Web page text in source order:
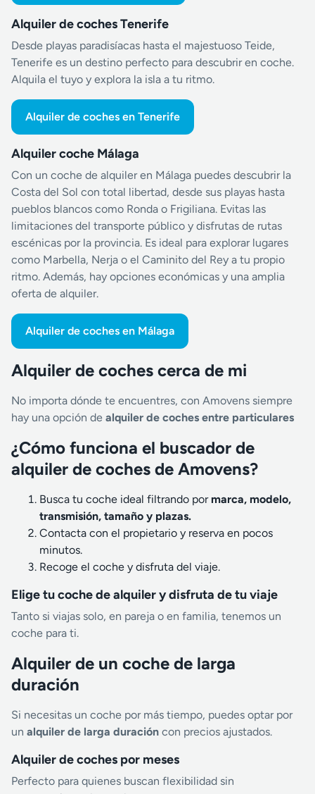
Alquiler de coches Tenerife
Desde playas paradisíacas hasta el majestuoso Teide,
Tenerife es un destino perfecto para descubrir en coche.
Alquila el tuyo y explora la isla a tu ritmo.
Alquiler de coches en Tenerife
Alquiler coche Málaga
Con un coche de alquiler en Málaga puedes descubrir la
Costa del Sol con total libertad, desde sus playas hasta
pueblos blancos como Ronda o Frigiliana. Evitas las
limitaciones del transporte público y disfrutas de rutas
escénicas por la provincia. Es ideal para explorar lugares
como Marbella, Nerja o el Caminito del Rey a tu propio
ritmo. Además, hay opciones económicas y una amplia
oferta de alquiler.
Alquiler de coches en Málaga
Alquiler de coches cerca de mi
No importa dónde te encuentres, con Amovens siempre
hay una opción de alquiler de coches entre particulares
¿Cómo funciona el buscador de
alquiler de coches de Amovens?
Busca tu coche ideal filtrando por marca, modelo,
transmisión, tamaño y plazas.
Contacta con el propietario y reserva en pocos
minutos.
Recoge el coche y disfruta del viaje.
Elige tu coche de alquiler y disfruta de tu viaje
Tanto si viajas solo, en pareja o en familia, tenemos un
coche para ti.
Alquiler de un coche de larga
duración
Si necesitas un coche por más tiempo, puedes optar por
un alquiler de larga duración con precios ajustados.
Alquiler de coches por meses
Perfecto para quienes buscan flexibilidad sin